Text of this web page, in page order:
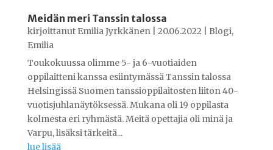
Meidän meri Tanssin talossa
kirjoittanut Emilia Jyrkkänen| 20.06.2022 Blogi,
Emilia
Toukokuussa olimme 5- ja 6-vuotiaiden
oppilaitteni kanssa esiintymässä Tanssin talossa
Helsingissä Suomen tanssioppilaitosten liiton 40-
vuotisjuhlanäytöksessä. Mukana oli 19 oppilasta
kolmesta eri ryhmästä. Meitä opettajia oli minä ja
Varpu, lisäksi tärkeitä...
lue lisää